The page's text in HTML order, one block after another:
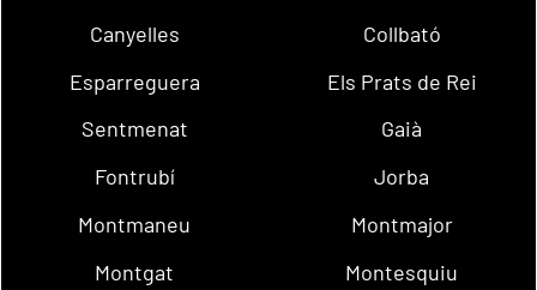
Canyelles
Collbató
Esparreguera
Els Prats de Rei
Sentmenat
Gaià
Fontrubí
Jorba
Montmaneu
Montmajor
Montgat
Montesquiu